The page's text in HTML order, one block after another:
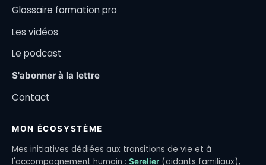
Glossaire formation pro
Les vidéos
Le podcast
S'abonner à la lettre
Contact
MON ÉCOSYSTÈME
Mes initiatives dédiées aux transitions de vie et à
l'accompagnement humain : Serelier (aidants familiaux),